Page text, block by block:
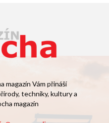
magazín Vám přináší
techniky, kultury a
magazín